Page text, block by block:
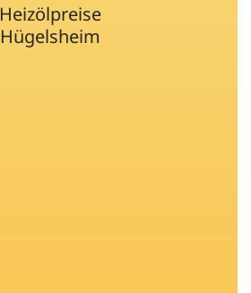
Heizölpreise
Hügelsheim